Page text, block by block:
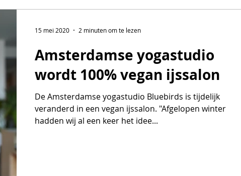
Amsterdamse yogastudio
wordt 100% vegan ijssalon
De Amsterdamse yogastudio Bluebirds is tijdelijk
veranderd in een vegan ijssalon. "Afgelopen winter
hadden wij al een keer het idee...
15 mei 2020 2 minuten om te lezen